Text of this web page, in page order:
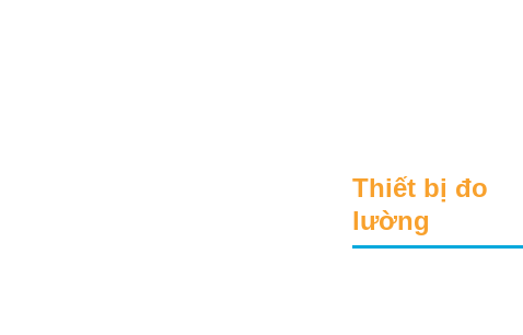
Thiết bị đo
lường